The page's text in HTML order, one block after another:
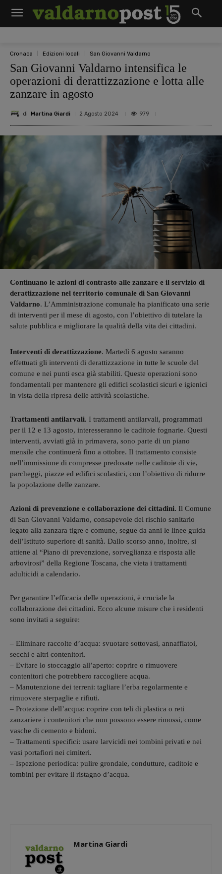
Cronaca Edizioni locali San Giovanni Valdarno
San Giovanni Valdarno intensifica le
operazioni di derattizzazione e lotta alle
zanzare in agosto
di Martina Giardi 2 Agosto 2024 979
Continuano le azioni di contrasto alle zanzare e il servizio di
derattizzazione nel territorio comunale di San Giovanni
Valdarno. L’Amministrazione comunale ha pianificato una serie
di interventi per il mese di agosto, con l’obiettivo di tutelare la
salute pubblica e migliorare la qualità della vita dei cittadini.
Interventi di derattizzazione. Martedì 6 agosto saranno
effettuati gli interventi di derattizzazione in tutte le scuole del
comune e nei punti esca già stabiliti. Queste operazioni sono
fondamentali per mantenere gli edifici scolastici sicuri e igienici
in vista della ripresa delle attività scolastiche.
Trattamenti antilarvali. I trattamenti antilarvali, programmati
per il 12 e 13 agosto, interesseranno le caditoie fognarie. Questi
interventi, avviati già in primavera, sono parte di un piano
mensile che continuerà fino a ottobre. Il trattamento consiste
nell’immissione di compresse predosate nelle caditoie di vie,
parcheggi, piazze ed edifici scolastici, con l’obiettivo di ridurre
la popolazione delle zanzare.
Azioni di prevenzione e collaborazione dei cittadini. Il Comune
di San Giovanni Valdarno, consapevole del rischio sanitario
legato alla zanzara tigre e comune, segue da anni le linee guida
dell’Istituto superiore di sanità. Dallo scorso anno, inoltre, si
attiene al “Piano di prevenzione, sorveglianza e risposta alle
arbovirosi” della Regione Toscana, che vieta i trattamenti
adulticidi a calendario.
Per garantire l’efficacia delle operazioni, è cruciale la
collaborazione dei cittadini. Ecco alcune misure che i residenti
sono invitati a seguire:
– Eliminare raccolte d’acqua: svuotare sottovasi, annaffiatoi,
secchi e altri contenitori.
– Evitare lo stoccaggio all’aperto: coprire o rimuovere
contenitori che potrebbero raccogliere acqua.
– Manutenzione dei terreni: tagliare l’erba regolarmente e
rimuovere sterpaglie e rifiuti.
– Protezione dell’acqua: coprire con teli di plastica o reti
zanzariere i contenitori che non possono essere rimossi, come
vasche di cemento e bidoni.
– Trattamenti specifici: usare larvicidi nei tombini privati e nei
vasi portafiori nei cimiteri.
– Ispezione periodica: pulire grondaie, condutture, caditoie e
tombini per evitare il ristagno d’acqua.
Martina Giardi